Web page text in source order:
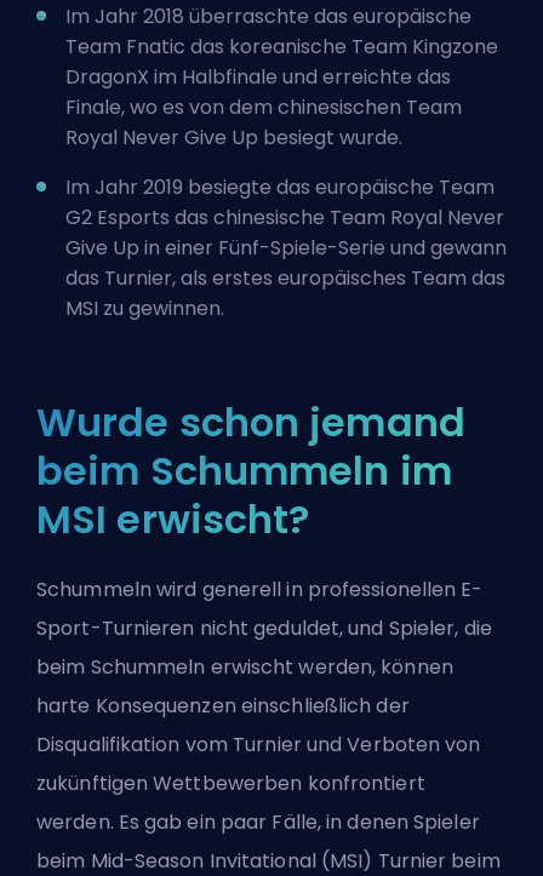
Im Jahr 2018 überraschte das europäische
Team Fnatic das koreanische Team Kingzone
DragonX im Halbfinale und erreichte das
Finale, wo es von dem chinesischen Team
Royal Never Give Up besiegt wurde.
Im Jahr 2019 besiegte das europäische Team
G2 Esports das chinesische Team Royal Never
Give Up in einer Fünf-Spiele-Serie und gewann
das Turnier, als erstes europäisches Team das
MSI zu gewinnen.
Wurde schon jemand
beim Schummeln im
MSI erwischt?
Schummeln wird generell in professionellen E-
Sport-Turnieren nicht geduldet, und Spieler, die
beim Schummeln erwischt werden, können
harte Konsequenzen einschließlich der
Disqualifikation vom Turnier und Verboten von
zukünftigen Wettbewerben konfrontiert
werden. Es gab ein paar Fälle, in denen Spieler
beim Mid-Season Invitational (MSI) Turnier beim